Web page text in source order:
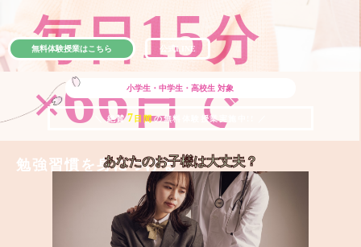
毎日15分
×66日で
勉強習慣を身につける
小学生・中学生・高校生 対象
＼ 絶賛 7 日間の無料体験授業実施中!! ／
無料体験授業はこちら 公式LINE
あなたのお子様は大丈夫？